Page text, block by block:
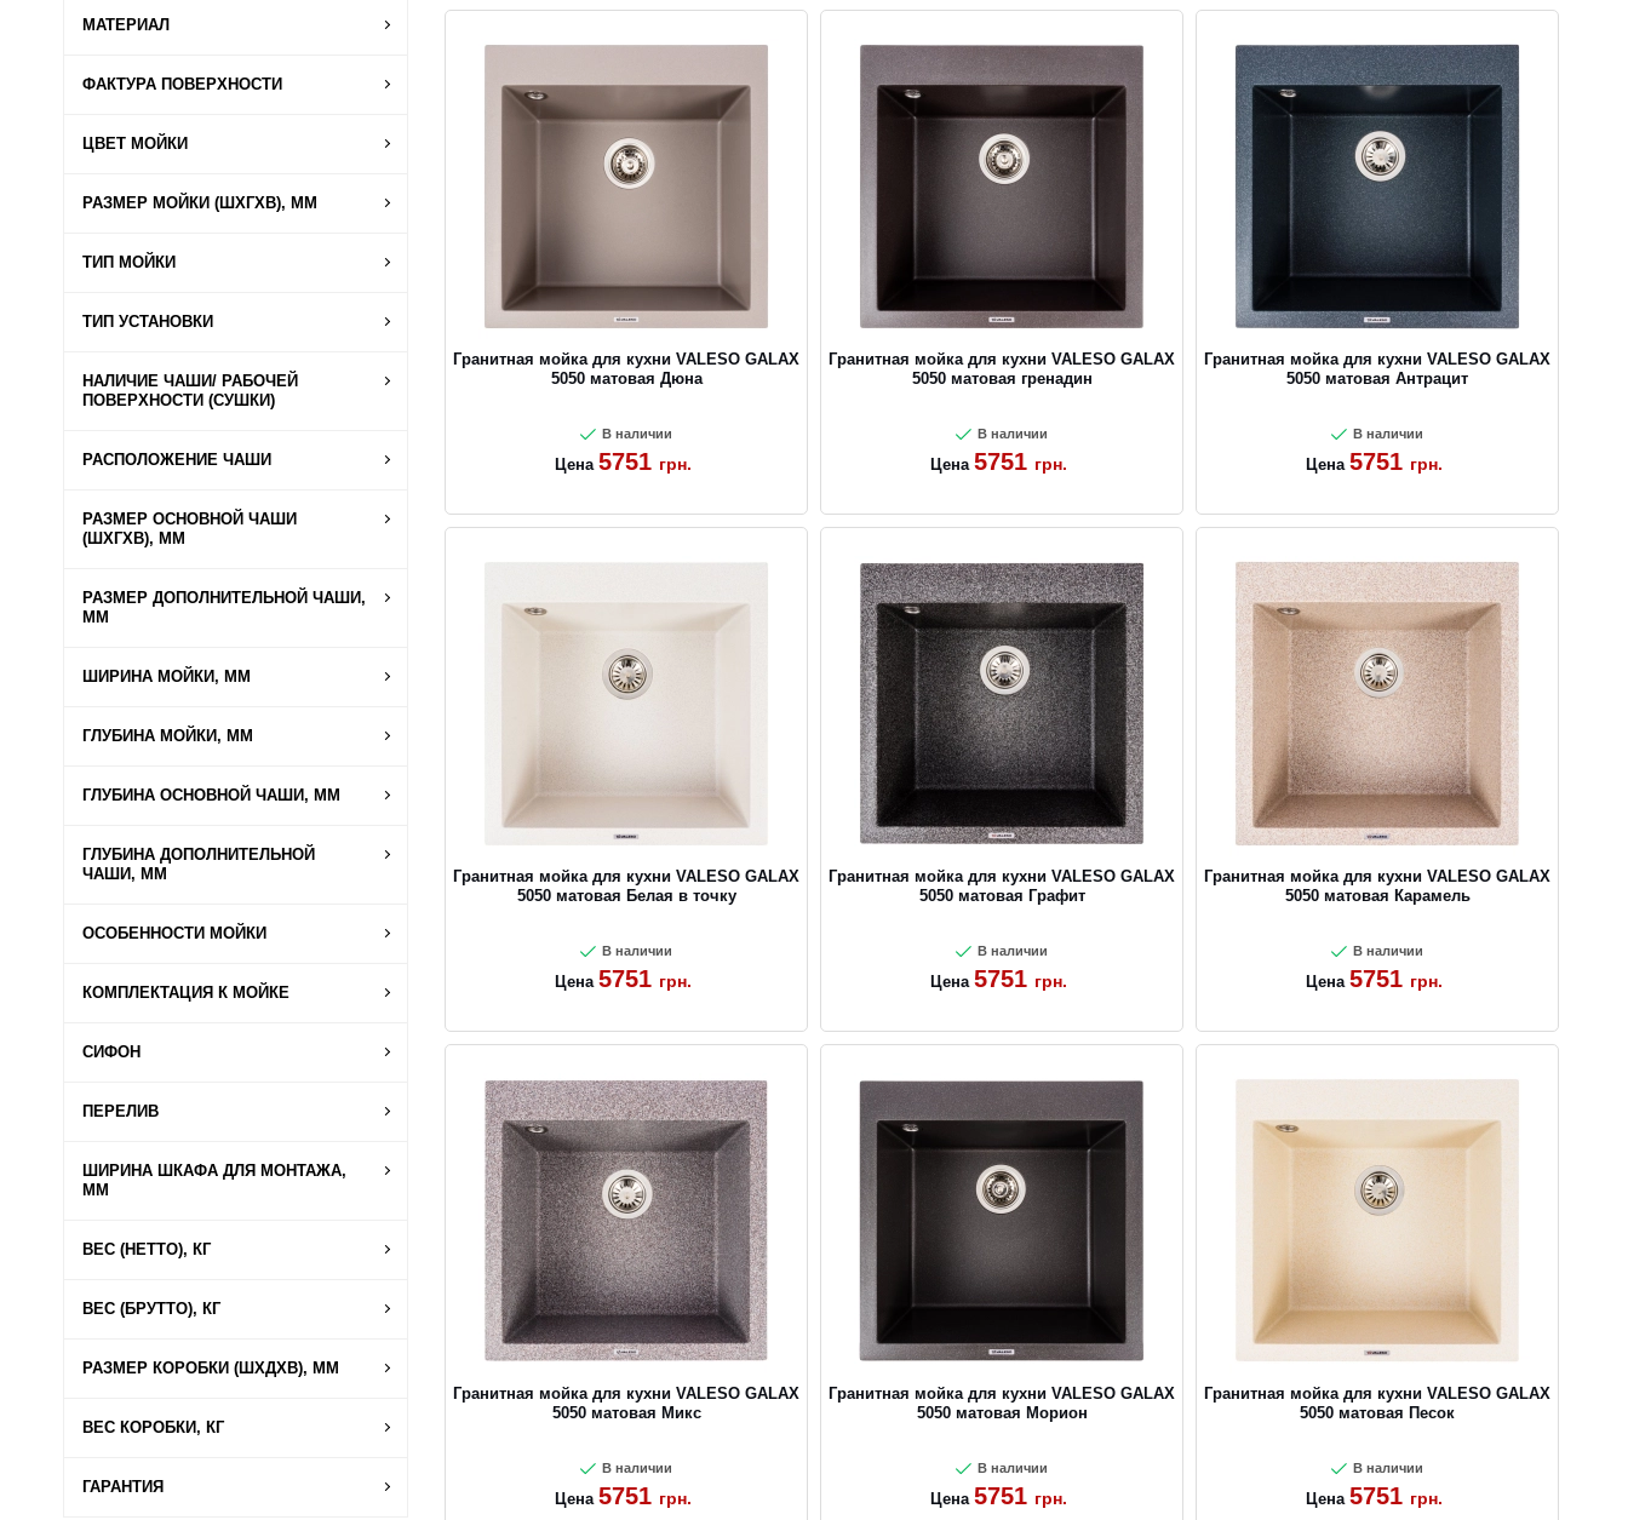
Гранитная мойка для кухни VALESO GALAX
5050 матовая Дюна
В наличии
Цена 5751 грн.
Гранитная мойка для кухни VALESO GALAX
5050 матовая гренадин
В наличии
Цена 5751 грн.
Гранитная мойка для кухни VALESO GALAX
5050 матовая Антрацит
В наличии
Цена 5751 грн.
Гранитная мойка для кухни VALESO GALAX
5050 матовая Белая в точку
В наличии
Цена 5751 грн.
Гранитная мойка для кухни VALESO GALAX
5050 матовая Графит
В наличии
Цена 5751 грн.
Гранитная мойка для кухни VALESO GALAX
5050 матовая Карамель
В наличии
Цена 5751 грн.
Гранитная мойка для кухни VALESO GALAX
5050 матовая Микс
В наличии
Цена 5751 грн.
Гранитная мойка для кухни VALESO GALAX
5050 матовая Морион
В наличии
Цена 5751 грн.
Гранитная мойка для кухни VALESO GALAX
5050 матовая Песок
В наличии
Цена 5751 грн.
МАТЕРИАЛ
ФАКТУРА ПОВЕРХНОСТИ
ЦВЕТ МОЙКИ
РАЗМЕР МОЙКИ (ШХГХВ), ММ
ТИП МОЙКИ
ТИП УСТАНОВКИ
НАЛИЧИЕ ЧАШИ/ РАБОЧЕЙ
ПОВЕРХНОСТИ (СУШКИ)
РАСПОЛОЖЕНИЕ ЧАШИ
РАЗМЕР ОСНОВНОЙ ЧАШИ
(ШХГХВ), ММ
РАЗМЕР ДОПОЛНИТЕЛЬНОЙ ЧАШИ,
ММ
ШИРИНА МОЙКИ, ММ
ГЛУБИНА МОЙКИ, ММ
ГЛУБИНА ОСНОВНОЙ ЧАШИ, ММ
ГЛУБИНА ДОПОЛНИТЕЛЬНОЙ
ЧАШИ, ММ
ОСОБЕННОСТИ МОЙКИ
КОМПЛЕКТАЦИЯ К МОЙКЕ
СИФОН
ПЕРЕЛИВ
ШИРИНА ШКАФА ДЛЯ МОНТАЖА,
ММ
ВЕС (НЕТТО), КГ
ВЕС (БРУТТО), КГ
РАЗМЕР КОРОБКИ (ШХДХВ), ММ
ВЕС КОРОБКИ, КГ
ГАРАНТИЯ
OK
CANCEL